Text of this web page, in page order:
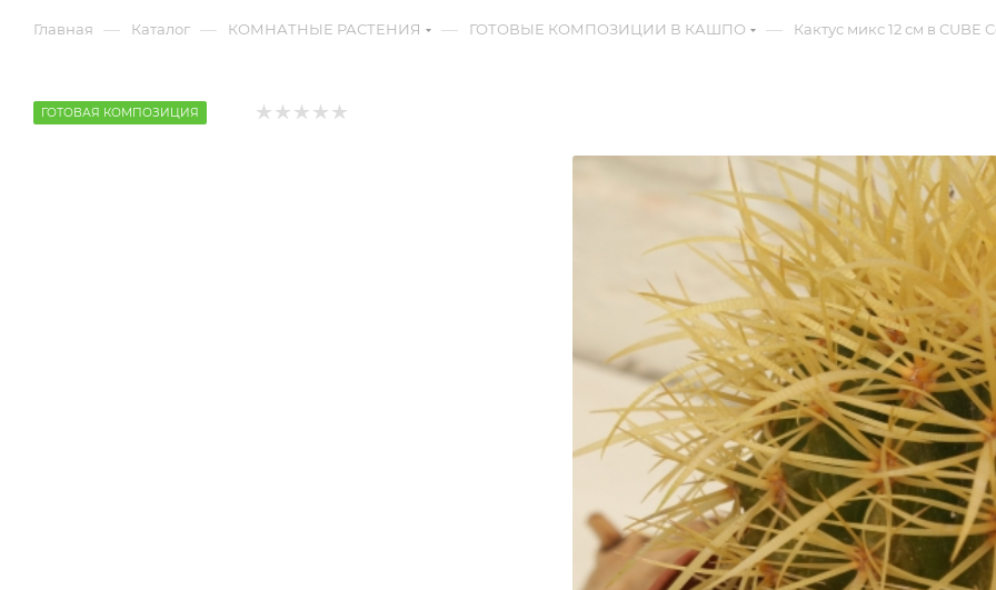
Главная — Каталог — КОМНАТНЫЕ РАСТЕНИЯ — ГОТОВЫЕ КОМПОЗИЦИИ В КАШПО — Кактус микс 12 см в CUBE
ГОТОВАЯ КОМПОЗИЦИЯ